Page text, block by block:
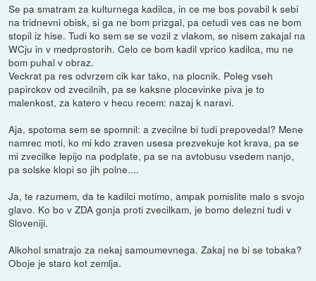
Se pa smatram za kulturnega kadilca, in ce me bos povabil k sebi
na tridnevni obisk, si ga ne bom prizgal, pa cetudi ves cas ne bom
stopil iz hise. Tudi ko sem se se vozil z vlakom, se nisem zakajal na
WCju in v medprostorih. Celo ce bom kadil vprico kadilca, mu ne
bom puhal v obraz.
Veckrat pa res odvrzem cik kar tako, na plocnik. Poleg vseh
papirckov od zvecilnih, pa se kaksne plocevinke piva je to
malenkost, za katero v hecu recem: nazaj k naravi.
Aja, spotoma sem se spomnil: a zvecilne bi tudi prepovedal? Mene
namrec moti, ko mi kdo zraven usesa prezvekuje kot krava, pa se
mi zvecilke lepijo na podplate, pa se na avtobusu vsedem nanjo,
pa solske klopi so jih polne....
Ja, te razumem, da te kadilci motimo, ampak pomislite malo s svojo
glavo. Ko bo v ZDA gonja proti zvecilkam, je bomo delezni tudi v
Sloveniji.
Alkohol smatrajo za nekaj samoumevnega. Zakaj ne bi se tobaka?
Oboje je staro kot zemlja.